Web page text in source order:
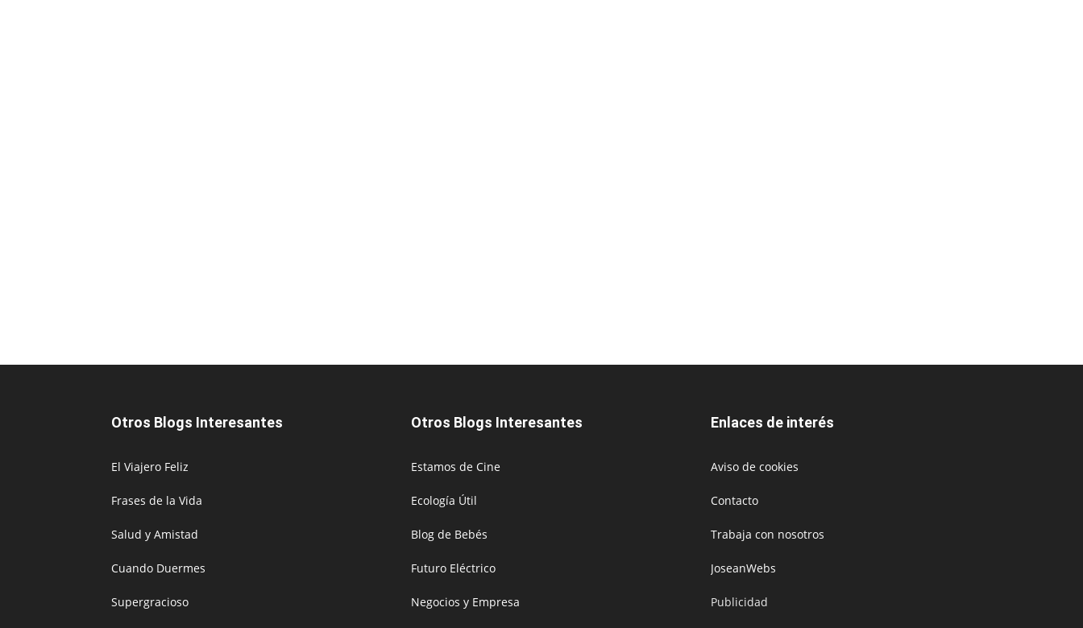
Otros Blogs Interesantes
El Viajero Feliz
Frases de la Vida
Salud y Amistad
Cuando Duermes
Supergracioso
Otros Blogs Interesantes
Estamos de Cine
Ecología Útil
Blog de Bebés
Futuro Eléctrico
Negocios y Empresa
Enlaces de interés
Aviso de cookies
Contacto
Trabaja con nosotros
JoseanWebs
Publicidad